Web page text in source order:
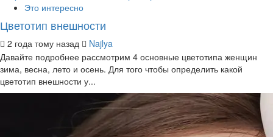
Это интересно
Цветотип внешности
2 года тому назад
Najlya
Давайте подробнее рассмотрим 4 основные цветотипа женщин
зима, весна, лето и осень. Для того чтобы определить какой
цветотип внешности у...